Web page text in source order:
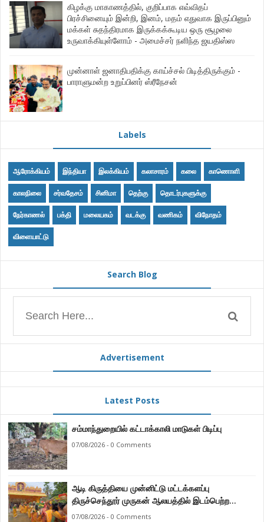
கிழக்கு மாகாணத்தில், குறிப்பாக எவ்விதப்
பிரச்சினையும் இன்றி, இனம், மதம் எதுவாக இருப்பினும்
மக்கள் சுதந்திரமாக இருக்கக்கூடிய ஒரு சூழலை
உருவாக்கியுள்ளோம் - அமைச்சர் நளிந்த ஜயதிஸ்ஸ
முன்னாள் ஜனாதிபதிக்கு காய்ச்சல் பிடித்திருக்கும் -
பாராளுமன்ற உறுப்பினர் ஸ்ரீநேசன்
Labels
ஆரோக்கியம் இந்தியா இலக்கியம் கலாசாரம் கலை காணொளி
காலநிலை சர்வதேசம் சினிமா தெற்கு தொடர்புகளுக்கு
நேர்காணல் பக்தி மலையகம் வடக்கு வணிகம் விநோதம்
விளையாட்டு
Search Blog
Advertisement
Latest Posts
சம்மாந்துறையில் கட்டாக்காலி மாடுகள் பிடிப்பு
07/08/2026 - 0 Comments
ஆடி கிருத்தியை முன்னிட்டு மட்டக்களப்பு
திருச்செந்தூர் முருகன் ஆலயத்தில் இடம்பெற்ற
பால்குட பவனி 1008 சங்கா ஆபிஷேக நிகழ்வு.
07/08/2026 - 0 Comments